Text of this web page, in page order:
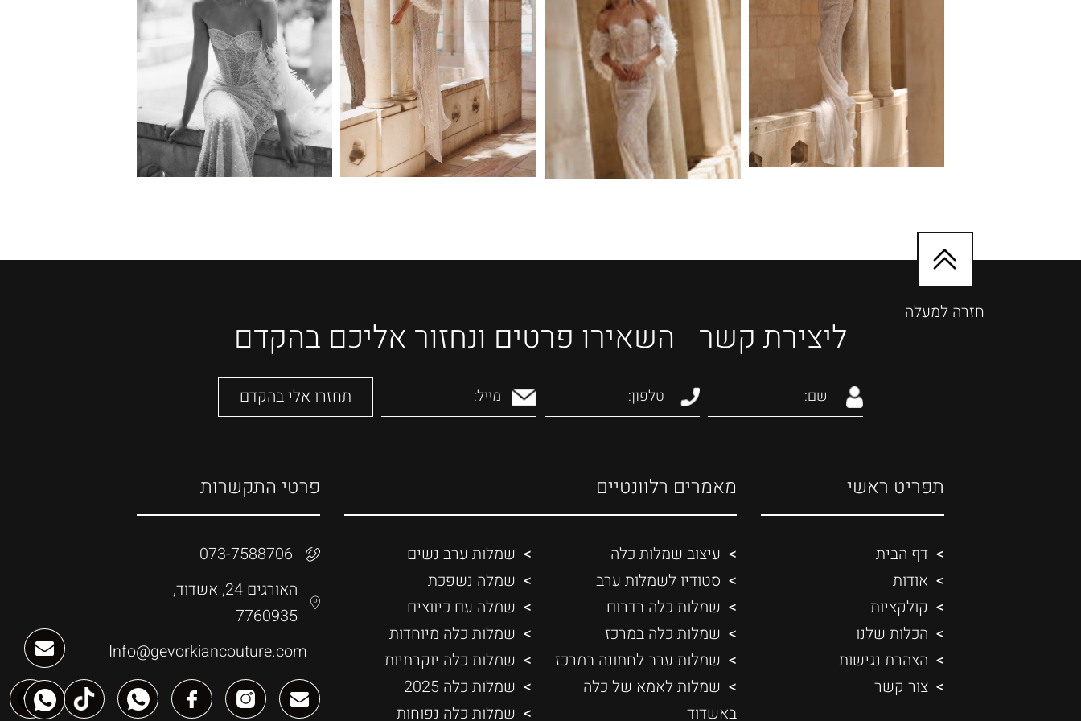
חזרה למעלה
ליצירת קשר השאירו פרטים ונחזור אליכם בהקדם
תפריט ראשי
דף הבית
אודות
קולקציות
הכלות שלנו
הצהרת נגישות
צור קשר
מאמרים רלוונטיים
עיצוב שמלות כלה
סטודיו לשמלות ערב
שמלות כלה בדרום
שמלות כלה במרכז
שמלות ערב לחתונה במרכז
שמלות לאמא של כלה
באשדוד
שמלות ערב נשים
שמלה נשפכת
שמלה עם כיווצים
שמלות כלה מיוחדות
שמלות כלה יוקרתיות
שמלות כלה 2025
שמלות כלה נפוחות
פרטי התקשרות
073-7588706
האורגים 24, אשדוד,
7760935
Info@gevorkiancouture.com